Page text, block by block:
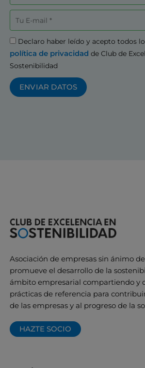
Correo
electrónico
Aceptación
Declaro haber leído y acepto todos
política de privacidad de Club de
Sostenibilidad
ENVIAR DATOS
Asociación de empresas sin ánimo
promueve el desarrollo de la
ámbito empresarial compartiendo y
prácticas de referencia para
de las empresas y al progreso de la
HAZTE SOCIO